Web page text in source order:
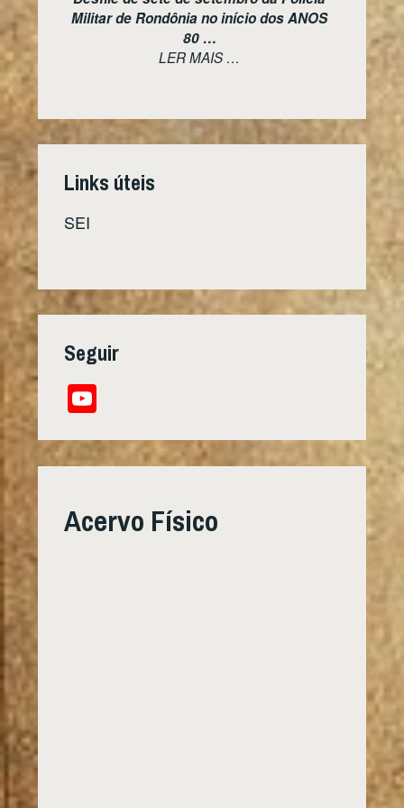
Militar de Rondônia no início dos ANOS
80 …
LER MAIS …
Links úteis
SEI
Seguir
Acervo Físico